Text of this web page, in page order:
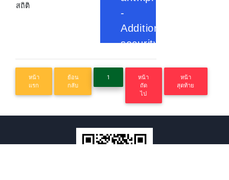
สถิติ
หน้า
แรก
ย้อน
กลับ
1
หน้า
ถัด
ไป
หน้า
สุดท้าย